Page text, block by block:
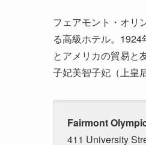
フェアモント・オリ
る高級ホテル。
とアメリカの貿易と
子妃美智子妃（上皇
Fairmont
411 University